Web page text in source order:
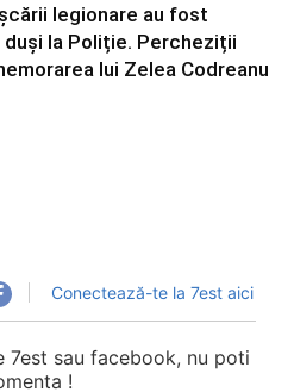
legionare au fost
la Poliție. Percheziții
lui Zelea Codreanu
Conectează-te la 7est aici
7est sau facebook, nu poti
!